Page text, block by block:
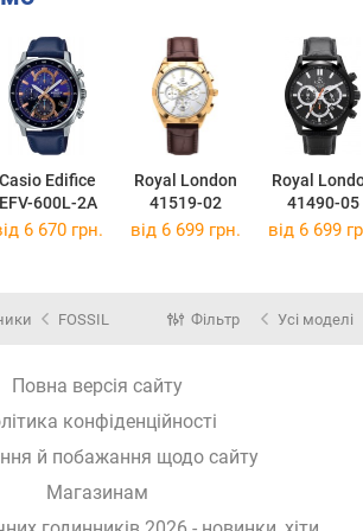
Casio Edifice
EFV-600L-2A
Royal London
41519-02
Royal
41490-05
6 670 грн. від 6 699 грн. від 6 699
FOSSIL Фільтр Усі моделі
Повна версія сайту
конфіденційності
й побажання щодо сайту
Магазинам